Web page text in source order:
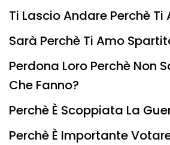
Ti Lascio Andare Perchè Ti
Sarà Perchè Ti Amo
Perdona Loro Perchè Non
Che Fanno?
Perchè È Scoppiata La
Perchè È Importante